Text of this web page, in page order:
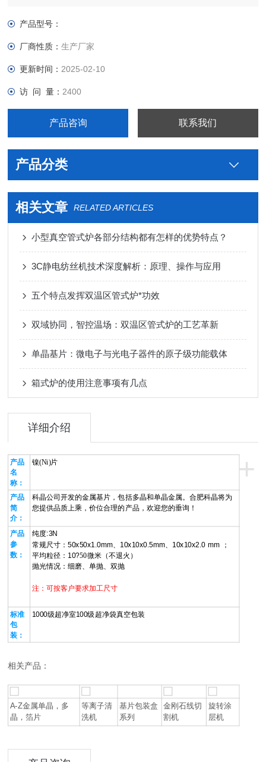
产品型号：
厂商性质：生产厂家
更新时间： 2025-02-10
访 问 量： 2400
产品咨询 联系我们
产品分类
相关文章 RELATED ARTICLES
小型真空管式炉各部分结构都有怎样的优势特点？
3C静电纺丝机技术深度解析：原理、操作与应用
五个特点发挥双温区管式炉*功效
双域协同，智控温场：双温区管式炉的工艺革新
单晶基片：微电子与光电子器件的原子级功能载体
箱式炉的使用注意事项有几点
详细介绍
+
产品
名
称：
镍(Ni)片
产品
简
介：
科晶公司开发的金属基片，包括多晶和单晶金属。合肥科晶将为
您提供品质上乘，价位合理的产品，欢迎您的垂询！
产品
参
数：
纯度:3N
常规尺寸：50x50x1.0mm、10x10x0.5mm、 10x10x2.0 mm
；
平均粒径 ：10?50微米（不退火）
抛光情况：细磨、单抛、双抛
注：可按客户要求加工尺寸
标准
包
装：
1000级超净室100级超净袋真空包装
相关产品：
A-Z金属单晶，多
晶，箔片
等离子清
洗机
基片包装盒
系列
金刚石线切
割机
旋转涂
层机